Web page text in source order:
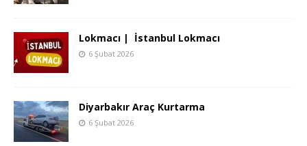
Lokmacı | İstanbul Lokmacı
6 Şubat 2026
Diyarbakır Araç Kurtarma
6 Şubat 2026